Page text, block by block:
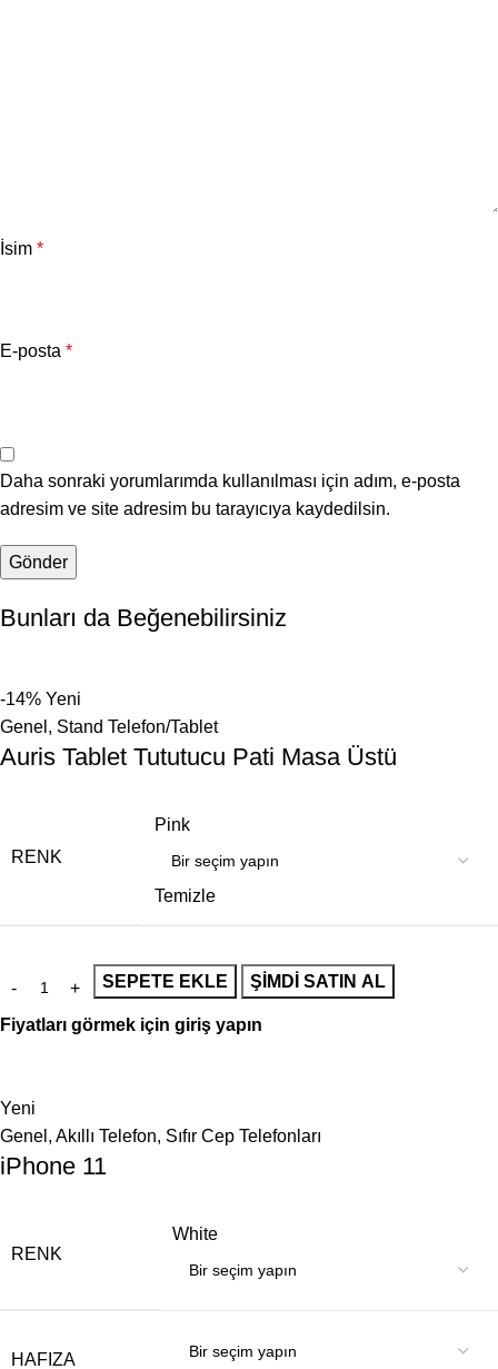
İsim *
E-posta *
Daha sonraki yorumlarımda kullanılması için adım, e-posta
adresim ve site adresim bu tarayıcıya kaydedilsin.
Bunları da Beğenebilirsiniz
-14% Yeni
Genel , Stand Telefon/Tablet
Auris Tablet Tututucu Pati Masa Üstü
RENK
Pink
Temizle
SEPETE EKLE ŞIMDI SATIN AL
Fiyatları görmek için giriş yapın
Yeni
Genel , Akıllı Telefon, Sıfır Cep Telefonları
iPhone 11
RENK
White
HAFIZA